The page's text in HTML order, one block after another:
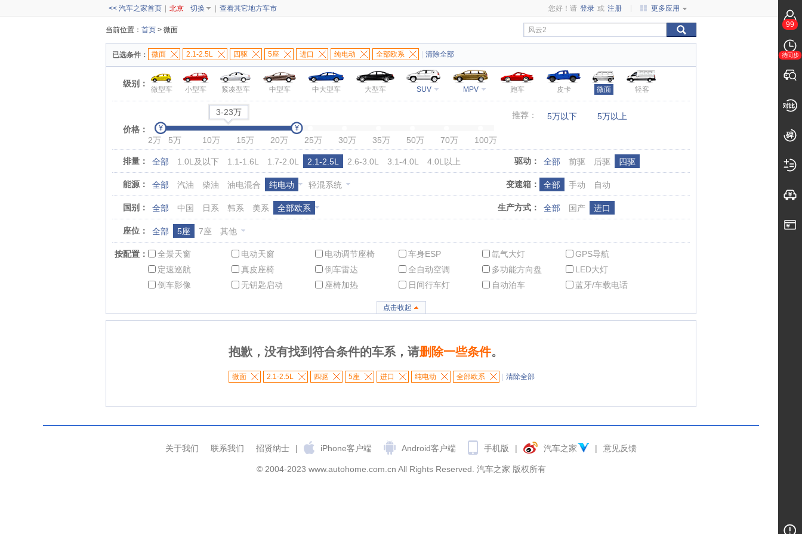
<< 汽车之家首页 北京 切换 查看其它地方车市 更多应用
您好！请 登录 或 注册
当前位置： 首页 > 微面
已选条件： 微面 2.1-2.5L 四驱 5座 进口 纯电动 全部欧系 清除全部
级别：
微型车 小型车 紧凑型车 中型车 中大型车 大型车 SUV MPV 跑车 皮卡 微面 轻客
价格：
3-23万
2万 5万 10万 15万 20万 25万 30万 35万 50万 70万 100万
推荐： 5万以下 5万以上
排量： 全部 1.0L及以下 1.1-1.6L 1.7-2.0L 2.1-2.5L 2.6-3.0L 3.1-4.0L 4.0L以上 驱动： 全部 前驱 后驱 四驱
能源： 全部 汽油 柴油 油电混合 纯电动 轻混系统 变速箱： 全部 手动 自动
国别： 全部 中国 日系 韩系 美系 全部欧系 生产方式： 全部 国产 进口
座位： 全部 5座 7座 其他
按配置： 全景天窗 电动天窗 电动调节座椅 车身ESP 氙气大灯
GPS导航
定速巡航
真皮座椅 倒车雷达 全自动空调 多功能方向盘
LED大灯
倒车影像
无钥匙启动 座椅加热 日间行车灯 自动泊车 蓝牙/车载电话
点击收起
抱歉，没有找到符合条件的车系，请删除一些条件。
微面 2.1-2.5L 四驱 5座 进口 纯电动 全部欧系 清除全部
关于我们 联系我们 招贤纳士 | iPhone客户端 Android客户端 手机版 | 汽车之家 | 意见反馈
© 2004-2023 www.autohome.com.cn All Rights Reserved. 汽车之家 版权所有
99
待同步